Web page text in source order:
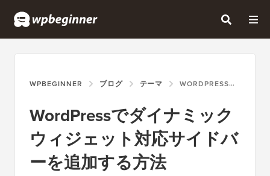
WPBEGINNER ブログ テーマ WORDPRESSでダイナミックウィジェット対応サイドバーを追加する方法
WordPressでダイナミック
ウィジェット対応サイドバ
ーを追加する方法